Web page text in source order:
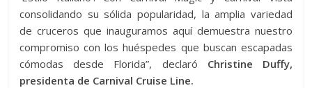
consolidando su sólida popularidad, la amplia variedad
de cruceros que inauguramos aquí demuestra nuestro
compromiso con los huéspedes que buscan escapadas
cómodas desde Florida”, declaró Christine Duffy,
presidenta de Carnival Cruise Line.